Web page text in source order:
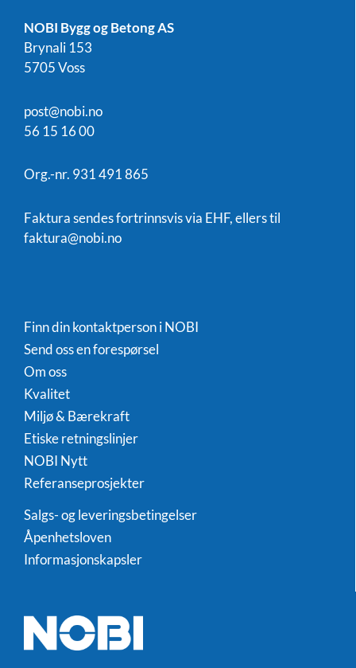
NOBI Bygg og Betong AS
Brynali 153
5705 Voss
post@nobi.no
56 15 16 00
Org.-nr. 931 491 865
Faktura sendes fortrinnsvis via EHF, ellers til
faktura@nobi.no
Finn din kontaktperson i NOBI
Send oss en forespørsel
Om oss
Kvalitet
Miljø & Bærekraft
Etiske retningslinjer
NOBI Nytt
Referanseprosjekter
Salgs- og leveringsbetingelser
Åpenhetsloven
Informasjonskapsler